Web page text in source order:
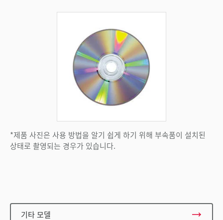
*제품 사진은 사용 방법을 알기 쉽게 하기 위해 부속품이 설치된
상태로 촬영되는 경우가 있습니다.
기타 모델